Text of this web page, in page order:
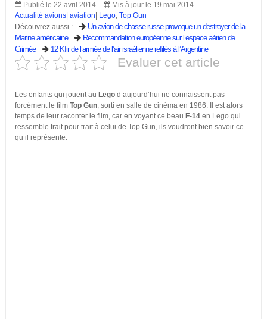
Publié le 22 avril 2014
Mis à jour le 19 mai 2014
Actualité avions| aviation Lego, Top Gun
Découvrez aussi :
Un avion de chasse russe provoque un destroyer de la
Marine américaine
Recommandation européenne sur l’espace aérien de
Crimée
12 Kfir de l’armée de l’air israélienne refilés à l’Argentine
Evaluer cet article
Les enfants qui jouent au Legod’aujourd’hui ne connaissent pas
forcément le film Top Gun, sorti en salle de cinéma en 1986. Il est alors
temps de leur raconter le film, car en voyant ce beau F-14en Lego qui
ressemble trait pour trait à celui de Top Gun, ils voudront bien savoir ce
qu’il représente.